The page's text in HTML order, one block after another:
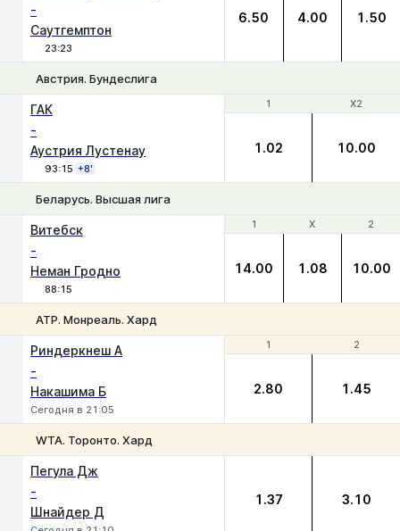
-
Саутгемптон
23:23
6.50 4.00 1.50
Австрия. Бундеслига
1 X2
ГАК
-
Аустрия Лустенау
93:15 +8'
1 X2
1.02 10.00
Беларусь. Высшая лига
1 Х 2
Витебск
-
Неман Гродно
88:15
1 Х 2
14.00 1.08 10.00
ATP. Монреаль. Хард
1 2
Риндеркнеш А
-
Накашима Б
Сегодня в 21:05
1 2
2.80 1.45
WTA. Торонто. Хард
Пегула Дж
-
Шнайдер Д
1.37 3.10